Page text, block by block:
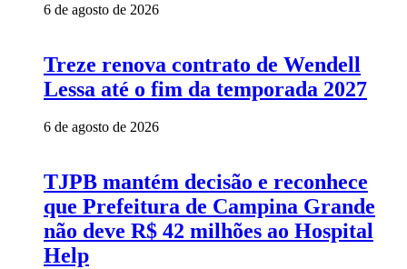
6 de agosto de 2026
Treze renova contrato de Wendell
Lessa até o fim da temporada 2027
6 de agosto de 2026
TJPB mantém decisão e reconhece
que Prefeitura de Campina Grande
não deve R$ 42 milhões ao Hospital
Help